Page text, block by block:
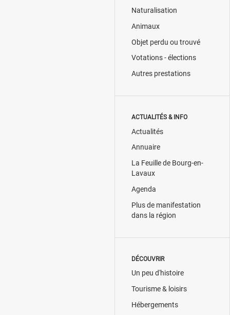
Naturalisation
Animaux
Objet perdu ou trouvé
Votations - élections
Autres prestations
ACTUALITÉS & INFO
Actualités
Annuaire
La Feuille de Bourg-en-
Lavaux
Agenda
Plus de manifestation
dans la région
DÉCOUVRIR
Un peu d'histoire
Tourisme & loisirs
Hébergements